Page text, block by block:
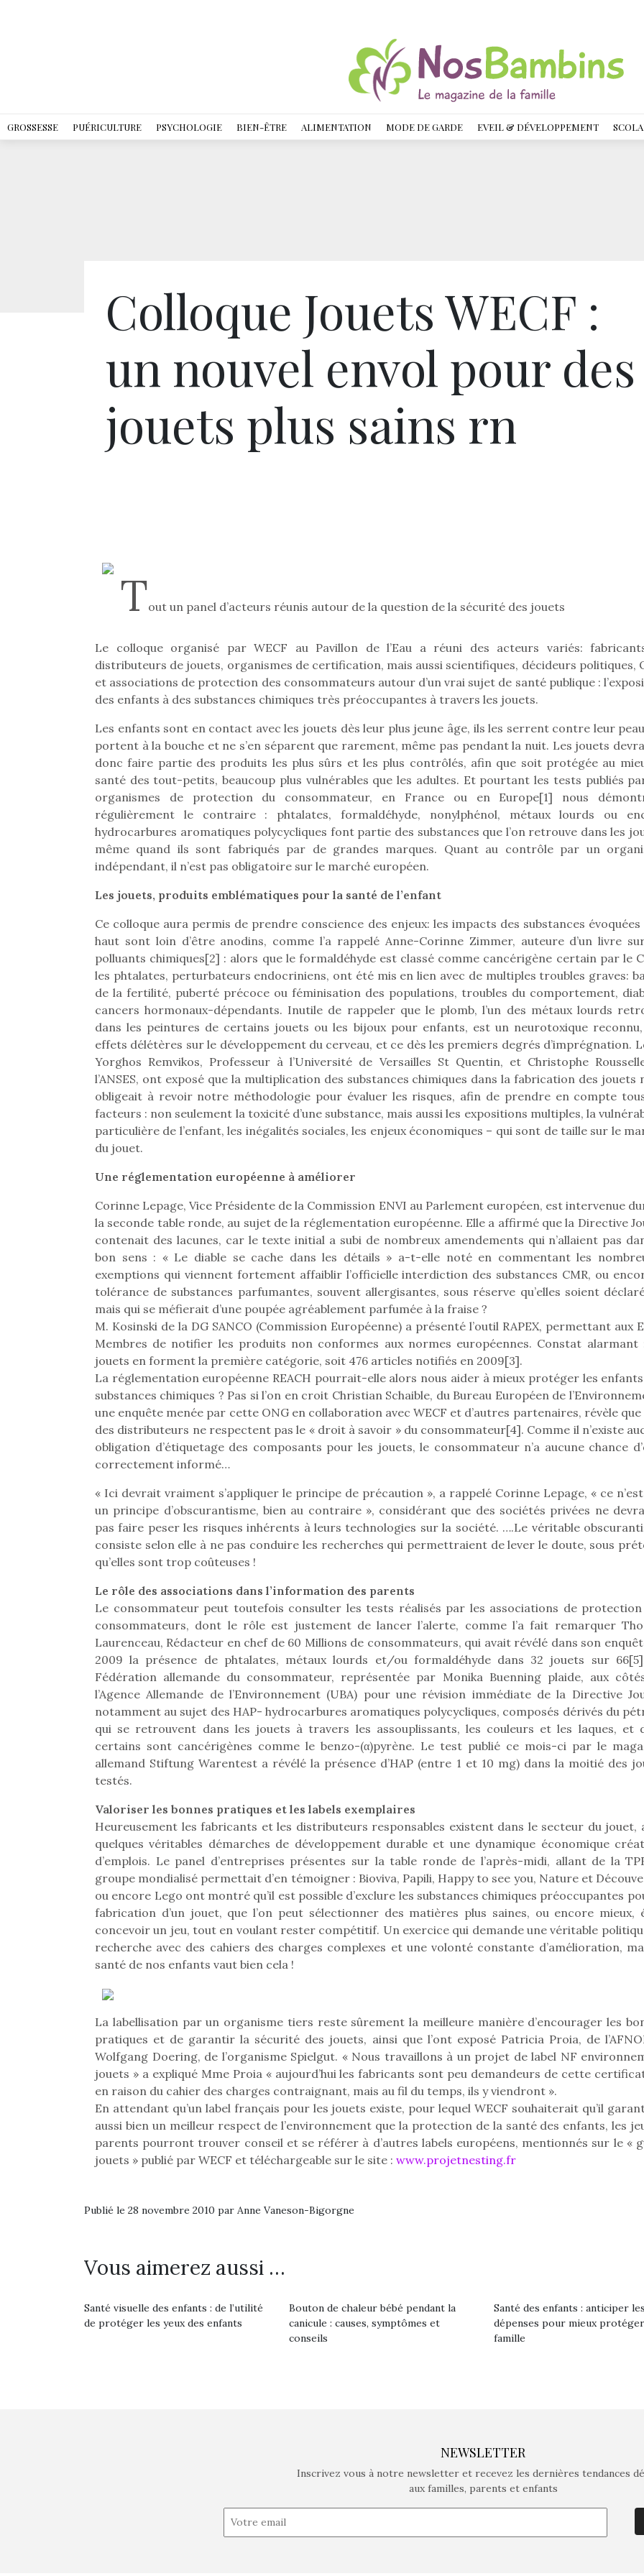
GROSSESSE PUÉRICULTURE PSYCHOLOGIE BIEN-ÊTRE ALIMENTATION MODE DE GARDE EVEIL & DÉVELOPPEMENT
Colloque Jouets WECF :
un nouvel envol pour des
jouets plus sains rn
Tout un panel d’acteurs réunis autour de la question de la sécurité des jouets
Le colloque organisé par WECF au Pavillon de l’Eau a réuni des acteurs variés:
distributeurs de jouets, organismes de certification, mais aussi scientifiques, décideurs politiques,
et associations de protection des consommateurs autour d’un vrai sujet de santé publique :
des enfants à des substances chimiques très préoccupantes à travers les jouets.
Les enfants sont en contact avec les jouets dès leur plus jeune âge, ils les serrent contre leur
portent à la bouche et ne s’en séparent que rarement, même pas pendant la nuit. Les jouets
donc faire partie des produits les plus sûrs et les plus contrôlés, afin que soit protégée au
santé des tout-petits, beaucoup plus vulnérables que les adultes. Et pourtant les tests publiés
organismes de protection du consommateur, en France ou en Europe[1] nous
régulièrement le contraire : phtalates, formaldéhyde, nonylphénol, métaux lourds ou
hydrocarbures aromatiques polycycliques font partie des substances que l’on retrouve dans les
même quand ils sont fabriqués par de grandes marques. Quant au contrôle par un
indépendant, il n’est pas obligatoire sur le marché européen.
Les jouets, produits emblématiques pour la santé de l’enfant
Ce colloque aura permis de prendre conscience des enjeux: les impacts des substances évoquées
haut sont loin d’être anodins, comme l’a rappelé Anne-Corinne Zimmer, auteure d’un livre
polluants chimiques[2] : alors que le formaldéhyde est classé comme cancérigène certain par le
les phtalates, perturbateurs endocriniens, ont été mis en lien avec de multiples troubles graves:
de la fertilité, puberté précoce ou féminisation des populations, troubles du comportement,
cancers hormonaux-dépendants. Inutile de rappeler que le plomb, l’un des métaux lourds
dans les peintures de certains jouets ou les bijoux pour enfants, est un neurotoxique
effets délétères sur le développement du cerveau, et ce dès les premiers degrés d’imprégnation.
Yorghos Remvikos, Professeur à l’Université de Versailles St Quentin, et Christophe
l’ANSES, ont exposé que la multiplication des substances chimiques dans la fabrication des jouets
obligeait à revoir notre méthodologie pour évaluer les risques, afin de prendre en compte
facteurs : non seulement la toxicité d’une substance, mais aussi les expositions multiples, la
particulière de l’enfant, les inégalités sociales, les enjeux économiques – qui sont de taille sur le
du jouet.
Une réglementation européenne à améliorer
Corinne Lepage, Vice Présidente de la Commission ENVI au Parlement européen, est intervenue
la seconde table ronde, au sujet de la réglementation européenne. Elle a affirmé que la Directive
contenait des lacunes, car le texte initial a subi de nombreux amendements qui n’allaient pas
bon sens : « Le diable se cache dans les détails » a-t-elle noté en commentant les
exemptions qui viennent fortement affaiblir l’officielle interdiction des substances CMR, ou
tolérance de substances parfumantes, souvent allergisantes, sous réserve qu’elles soient
mais qui se méfierait d’une poupée agréablement parfumée à la fraise ?
M. Kosinski de la DG SANCO (Commission Européenne) a présenté l’outil RAPEX, permettant aux
Membres de notifier les produits non conformes aux normes européennes. Constat alarmant
jouets en forment la première catégorie, soit 476 articles notifiés en 2009[3].
La réglementation européenne REACH pourrait-elle alors nous aider à mieux protéger les
substances chimiques ? Pas si l’on en croit Christian Schaible, du Bureau Européen de
une enquête menée par cette ONG en collaboration avec WECF et d’autres partenaires, révèle que
des distributeurs ne respectent pas le « droit à savoir » du consommateur[4]. Comme il n’existe
obligation d’étiquetage des composants pour les jouets, le consommateur n’a aucune chance
correctement informé…
« Ici devrait vraiment s’appliquer le principe de précaution », a rappelé Corinne Lepage, « ce
un principe d’obscurantisme, bien au contraire », considérant que des sociétés privées ne
pas faire peser les risques inhérents à leurs technologies sur la société. ….Le véritable
consiste selon elle à ne pas conduire les recherches qui permettraient de lever le doute, sous
qu’elles sont trop coûteuses !
Le rôle des associations dans l’information des parents
Le consommateur peut toutefois consulter les tests réalisés par les associations de protection
consommateurs, dont le rôle est justement de lancer l’alerte, comme l’a fait remarquer
Laurenceau, Rédacteur en chef de 60 Millions de consommateurs, qui avait révélé dans son
2009 la présence de phtalates, métaux lourds et/ou formaldéhyde dans 32 jouets sur
Fédération allemande du consommateur, représentée par Monika Buenning plaide, aux
l’Agence Allemande de l’Environnement (UBA) pour une révision immédiate de la Directive
notamment au sujet des HAP- hydrocarbures aromatiques polycycliques, composés dérivés du
qui se retrouvent dans les jouets à travers les assouplissants, les couleurs et les laques, et
certains sont cancérigènes comme le benzo-(α)pyrène. Le test publié ce mois-ci par le
allemand Stiftung Warentest a révélé la présence d’HAP (entre 1 et 10 mg) dans la moitié des
testés.
Valoriser les bonnes pratiques et les labels exemplaires
Heureusement les fabricants et les distributeurs responsables existent dans le secteur du jouet,
quelques véritables démarches de développement durable et une dynamique économique
d’emplois. Le panel d’entreprises présentes sur la table ronde de l’après-midi, allant de la
groupe mondialisé permettait d’en témoigner : Bioviva, Papili, Happy to see you, Nature et
ou encore Lego ont montré qu’il est possible d’exclure les substances chimiques préoccupantes
fabrication d’un jouet, que l’on peut sélectionner des matières plus saines, ou encore mieux,
concevoir un jeu, tout en voulant rester compétitif. Un exercice qui demande une véritable
recherche avec des cahiers des charges complexes et une volonté constante d’amélioration,
santé de nos enfants vaut bien cela !
La labellisation par un organisme tiers reste sûrement la meilleure manière d’encourager les
pratiques et de garantir la sécurité des jouets, ainsi que l’ont exposé Patricia Proia, de
Wolfgang Doering, de l’organisme Spielgut. « Nous travaillons à un projet de label NF
jouets » a expliqué Mme Proia « aujourd’hui les fabricants sont peu demandeurs de cette
en raison du cahier des charges contraignant, mais au fil du temps, ils y viendront ».
En attendant qu’un label français pour les jouets existe, pour lequel WECF souhaiterait qu’il
aussi bien un meilleur respect de l’environnement que la protection de la santé des enfants, les
parents pourront trouver conseil et se référer à d’autres labels européens, mentionnés sur le «
jouets » publié par WECF et téléchargeable sur le site : www.projetnesting.fr
Publié le 28 novembre 2010 par Anne Vaneson-Bigorgne
Vous aimerez aussi …
Santé visuelle des enfants : de l’utilité
de protéger les yeux des enfants
Bouton de chaleur bébé pendant la
canicule : causes, symptômes et
conseils
Santé des enfants : anticiper les
dépenses pour mieux
famille
Pâques 2026 : chocolats
et idées pour une chasse
aux œufs magique en
famille
Chocolats à petits prix,
jouets malins et idées
créatives… voici de quoi
organiser une chasse aux
œufs magique…
et idées
aux œufs
Chocolats
jouets
créatives…
organiser
œufs
Une loutre en peluche
pour les enfants, un
animal qui change des
grands classiques !
Les peluches quelles
qu’elles soient, sont des
compagnons pour les
enfants. Doudou, meilleur
ami, objet à câliner,
confident,…
Petit chef deviendra
grand !
Les jeux d’imitation
constituent un véritable
qui permet aux enfants
d’explorer, comprendre
et s’approprier ce qu’ils…
Une loutre
pour les
animal qui
grands
Les
enfants.
ami,
NextGen, une nouvelle
trottinette mécanique
enfants débordent
d’énergie. Varier
occupations n’est pas
simple.
activité
ou
Des trampolines pour les
grands et les petits !
Durant les vacances
estivales et avec le
retour des beaux jours,
c’est l’occasion rêvée
pour les enfants de…
bout du jardin ?
Après trois confinements
successifs, des couvre-
feux à des heures
d’éloignement pendant
presque 15 mois,…
A l’heure du
déconfinement, des
premières grosses
chaleurs et des futures
L’attrait
est
les plus
La
Kidywolf, une gamme de
jeux non connectés qui
fait grandir !
Depuis 2019 la marque
crée des jeux pour les
enfants de 4 à 10 ans avec
Kidywolf,
jeux non
fait
Depuis
crée des
enfants de 4
NEWSLETTER
Inscrivez vous à notre newsletter et recevez les dernières tendances
aux familles, parents et enfants